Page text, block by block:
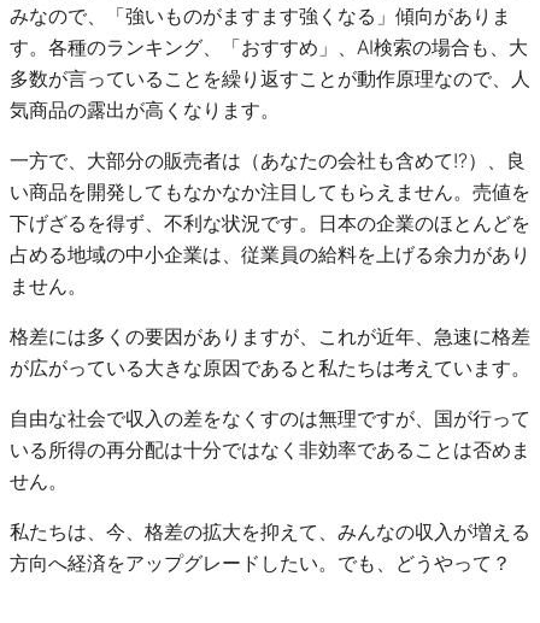
みなので、「強いものがますます強くなる」傾向がありま
す。各種のランキング、「おすすめ」、AI検索の場合も、大
多数が言っていることを繰り返すことが動作原理なので、人
気商品の露出が高くなります。
一方で、大部分の販売者は（あなたの会社も含めて!?）、良
い商品を開発してもなかなか注目してもらえません。売値を
下げざるを得ず、不利な状況です。日本の企業のほとんどを
占める地域の中小企業は、従業員の給料を上げる余力があり
ません。
格差には多くの要因がありますが、これが近年、急速に格差
が広がっている大きな原因であると私たちは考えています。
自由な社会で収入の差をなくすのは無理ですが、国が行って
いる所得の再分配は十分ではなく非効率であることは否めま
せん。
私たちは、今、格差の拡大を抑えて、みんなの収入が増える
方向へ経済をアップグレードしたい。でも、どうやって？